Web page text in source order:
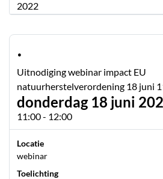
2022
·
Uitnodiging webinar impact EU
natuurherstelverordening 18 juni
donderdag 18 juni
11:00 - 12:00
Locatie
webinar
Toelichting